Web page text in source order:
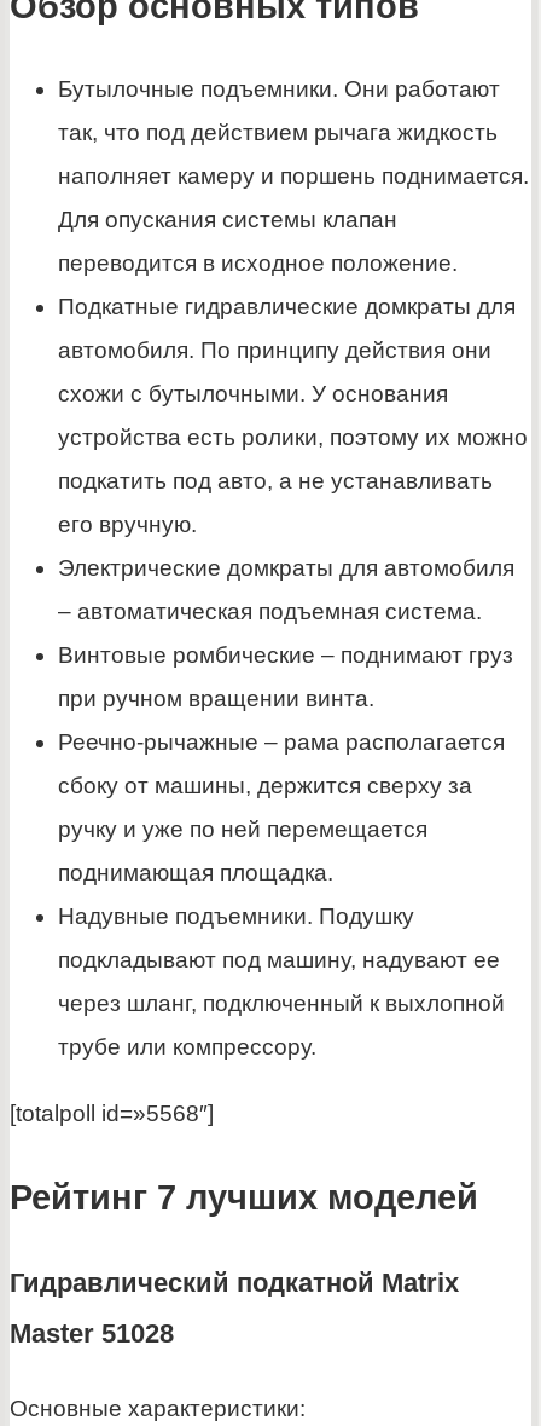
Бутылочные подъемники. Они работают
так, что под действием рычага жидкость
наполняет камеру и поршень поднимается.
Для опускания системы клапан
переводится в исходное положение.
Подкатные гидравлические домкраты для
автомобиля. По принципу действия они
схожи с бутылочными. У основания
устройства есть ролики, поэтому их можно
подкатить под авто, а не устанавливать
его вручную.
Электрические домкраты для автомобиля
– автоматическая подъемная система.
Винтовые ромбические – поднимают груз
при ручном вращении винта.
Реечно-рычажные – рама располагается
сбоку от машины, держится сверху за
ручку и уже по ней перемещается
поднимающая площадка.
Надувные подъемники. Подушку
подкладывают под машину, надувают ее
через шланг, подключенный к выхлопной
трубе или компрессору.
[totalpoll id=»5568″]
Рейтинг 7 лучших моделей
Гидравлический подкатной Matrix
Master 51028
Основные характеристики: